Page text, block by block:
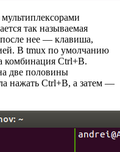
так называемая
нее — клавиша,
В tmux по умолчанию
комбинация Ctrl+B.
две половины
нажать Ctrl+B, а затем —